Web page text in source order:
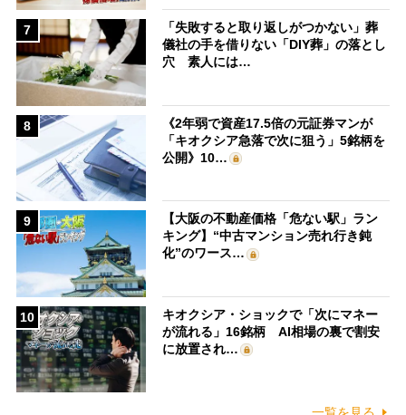
7
「失敗すると取り返しがつかない」葬
儀社の手を借りない「DIY葬」の落とし
穴 素人には…
8
《2年弱で資産17.5倍の元証券マンが
「キオクシア急落で次に狙う」5銘柄を
公開》10…
9
【大阪の不動産価格「危ない駅」ラン
キング】“中古マンション売れ行き鈍
化”のワース…
10
キオクシア・ショックで「次にマネー
が流れる」16銘柄 AI相場の裏で割安
に放置され…